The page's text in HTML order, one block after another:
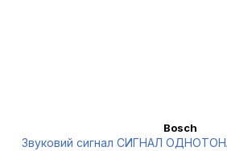
Bosch
Звуковий сигнал СИГНАЛ